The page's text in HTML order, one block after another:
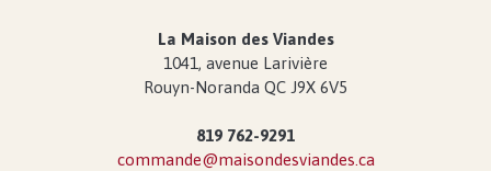
La Maison des Viandes
1041, avenue Larivière
Rouyn-Noranda QC J9X 6V5
819 762-9291
commande@maisondesviandes.ca